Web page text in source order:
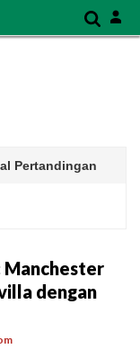
Pertandingan
Manchester
dengan